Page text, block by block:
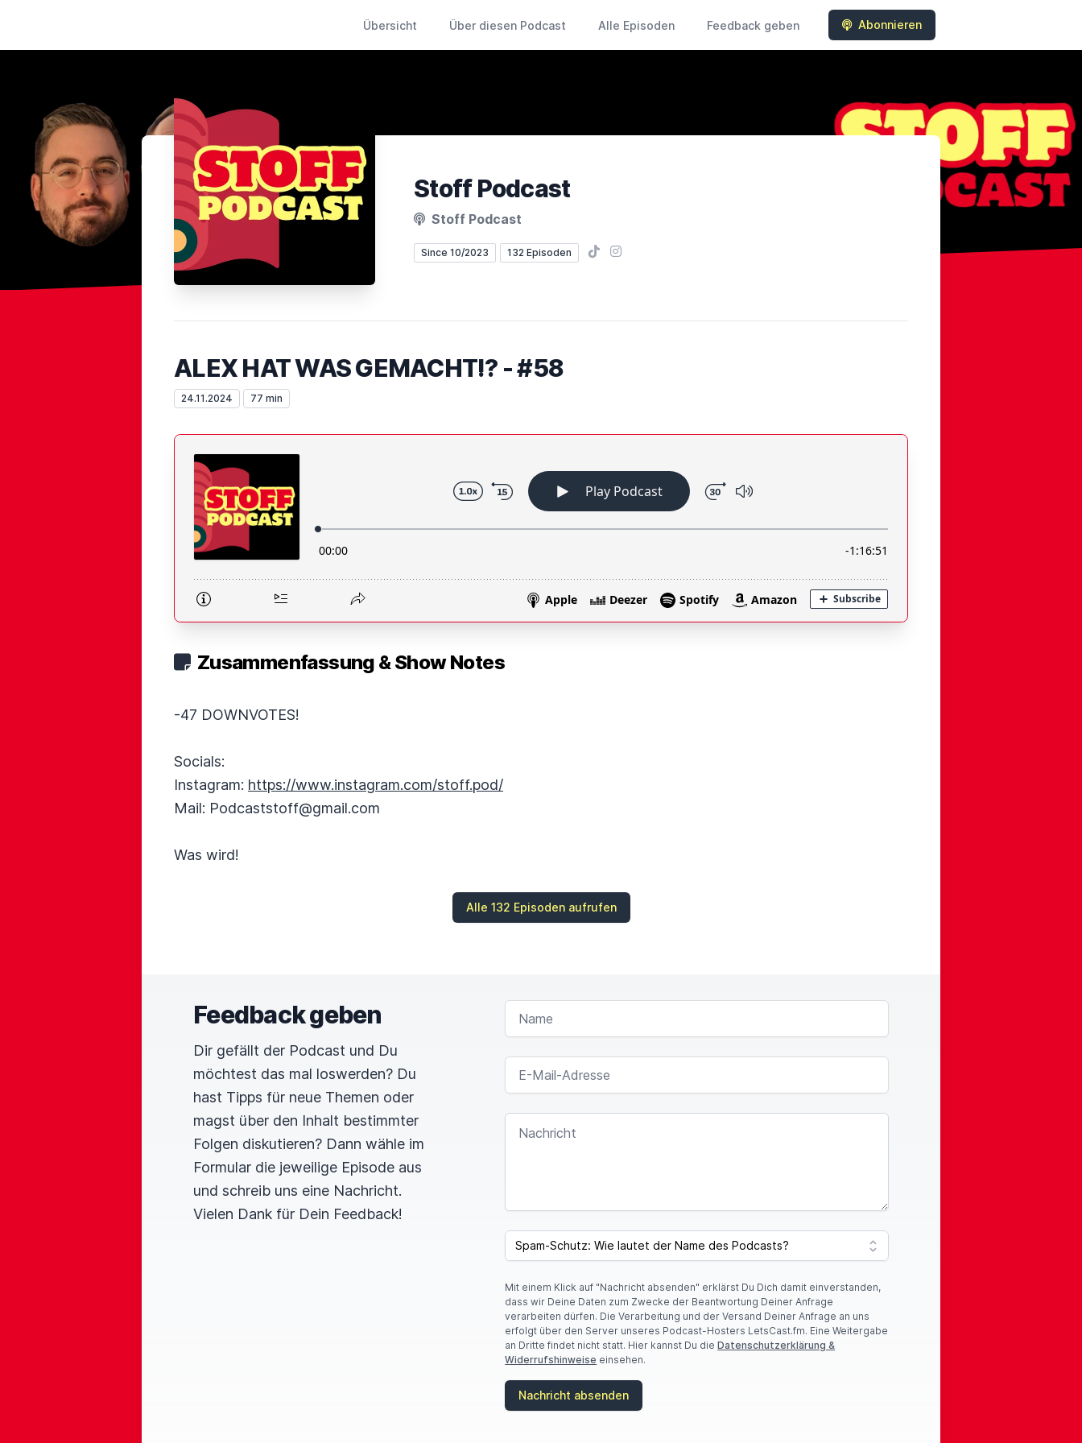
Übersicht Über diesen Podcast Alle Episoden Feedback geben Abonnieren
Stoff Podcast
Stoff Podcast
Since 10/2023 132 Episoden TikTokInstagram
ALEX HAT WAS GEMACHT!? - #58
24.11.2024 77 min
Zusammenfassung & Show Notes
-47 DOWNVOTES!
Socials:
Instagram: https://www.instagram.com/stoff.pod/
Mail: Podcaststoff@gmail.com
Was wird!
Alle 132 Episoden aufrufen
Feedback geben
Dir gefällt der Podcast und Du
möchtest das mal loswerden? Du
hast Tipps für neue Themen oder
magst über den Inhalt bestimmter
Folgen diskutieren? Dann wähle im
Formular die jeweilige Episode aus
und schreib uns eine Nachricht.
Vielen Dank für Dein Feedback!
NAME
E-MAIL-ADRESSE
NACHRICHT
F
O
A
R
E
A
H
U
M
N
SPAM CAPTCHA
Mit einem Klick auf "Nachricht absenden" erklärst Du Dich damit einverstanden,
dass wir Deine Daten zum Zwecke der Beantwortung Deiner Anfrage
verarbeiten dürfen. Die Verarbeitung und der Versand Deiner Anfrage an uns
erfolgt über den Server unseres Podcast-Hosters LetsCast.fm. Eine Weitergabe
an Dritte findet nicht statt. Hier kannst Du dieDatenschutzerklärung &
Widerrufshinweise einsehen.
Nachricht absenden